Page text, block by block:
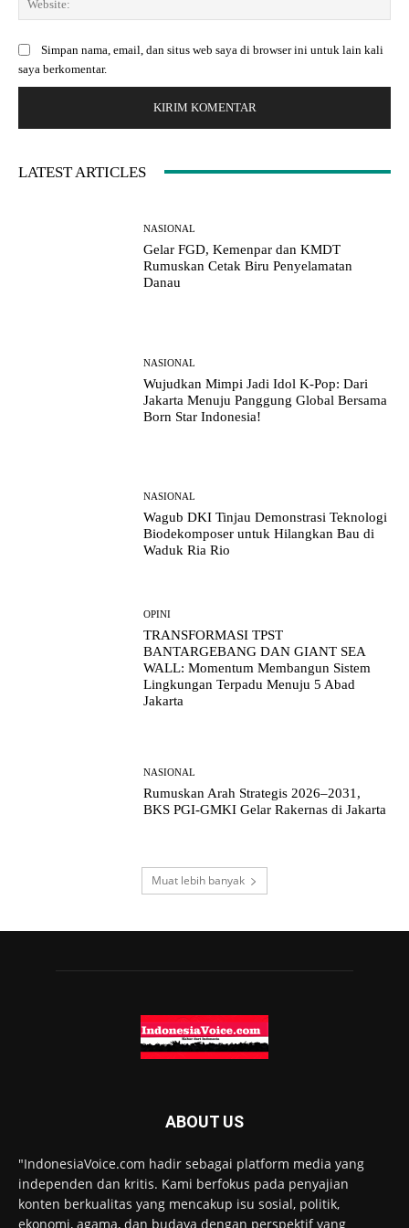
le
:
Simpan nama, email, dan situs web saya di browser ini untuk lain kali
saya berkomentar.
LATEST ARTICLES
NASIONAL
Gelar FGD, Kemenpar dan KMDT
Rumuskan Cetak Biru Penyelamatan
Danau
NASIONAL
Wujudkan Mimpi Jadi Idol K-Pop: Dari
Jakarta Menuju Panggung Global Bersama
Born Star Indonesia!
NASIONAL
Wagub DKI Tinjau Demonstrasi Teknologi
Biodekomposer untuk Hilangkan Bau di
Waduk Ria Rio
OPINI
TRANSFORMASI TPST
BANTARGEBANG DAN GIANT SEA
WALL: Momentum Membangun Sistem
Lingkungan Terpadu Menuju 5 Abad
Jakarta
NASIONAL
Rumuskan Arah Strategis 2026–2031,
BKS PGI-GMKI Gelar Rakernas di Jakarta
Muat lebih banyak
ABOUT US
"IndonesiaVoice.com hadir sebagai platform media yang
independen dan kritis. Kami berfokus pada penyajian
konten berkualitas yang mencakup isu sosial, politik,
ekonomi, agama, dan budaya dengan perspektif yang